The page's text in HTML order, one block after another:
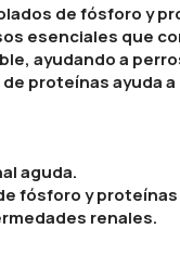
de fósforo y
esenciales que
ayudando a
proteínas ayuda
aguda.
fósforo y
renales.